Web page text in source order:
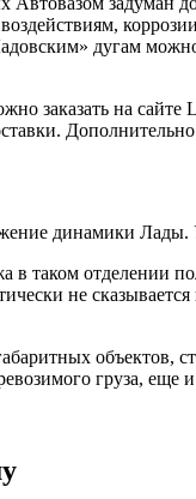
дугам
заказать на
динамики Лады.
таком отделении
не
груза, еще